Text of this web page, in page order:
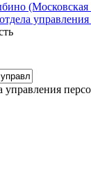
(Московская
управления